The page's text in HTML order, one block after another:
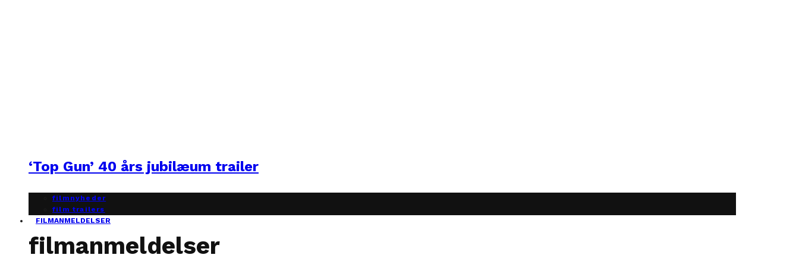
‘Top Gun’ 40 års jubilæum trailer
filmnyheder
film trailers
FILMANMELDELSER
filmanmeldelser